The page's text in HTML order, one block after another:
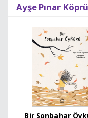
Ayşe Pınar
Bir Sonbahar